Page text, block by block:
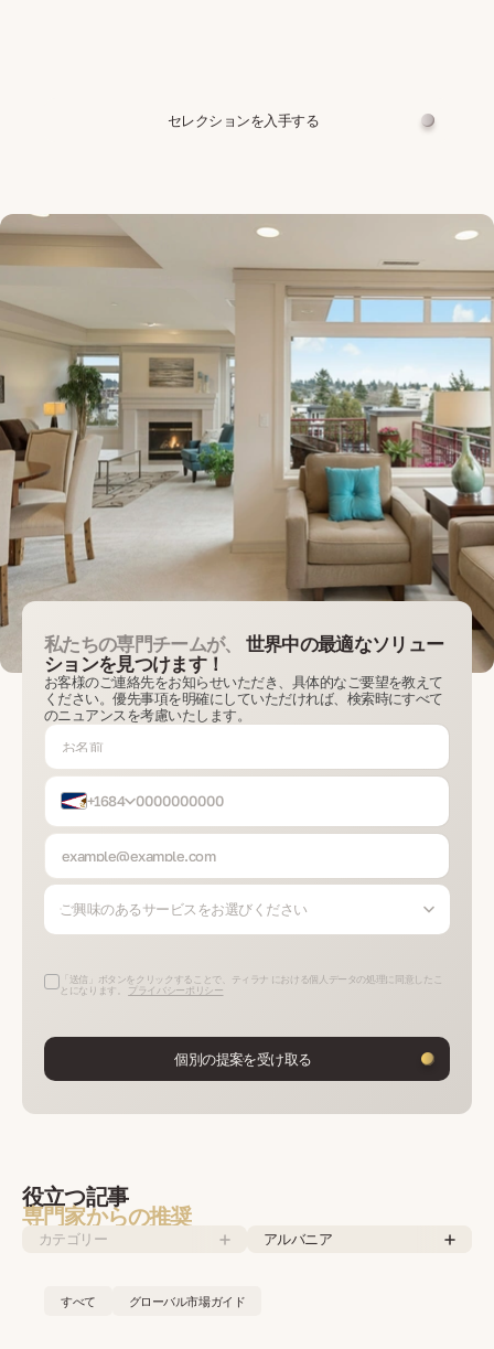
セレクションを入手する
私たちの専門チームが、
世界中の最適なソリュー
ションを見つけます！
お客様のご連絡先をお知らせいただき、具体的なご要望を教えて
ください。優先事項を明確にしていただければ、検索時にすべて
のニュアンスを考慮いたします。
+1684
ご興味のあるサービスをお選びください
「送信」ボタンをクリックすることで、ティラナ における個人データの処理に同意したこ
とになります。
プライバシーポリシー
個別の提案を受け取る
役立つ記事
専門家からの推奨
カテゴリー アルバニア
すべて グローバル市場ガイド